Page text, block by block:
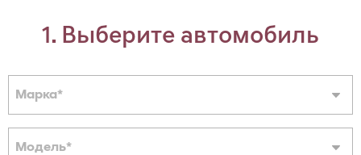
1. Выберите автомобиль
Марка*
Модель*